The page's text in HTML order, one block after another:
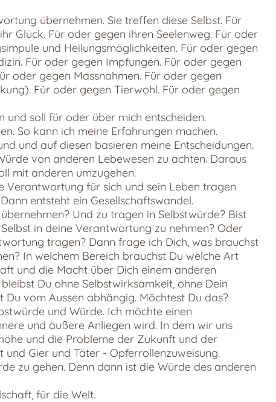
übernehmen. Sie treffen diese Selbst. Für
Glück. Für oder gegen ihren Seelenweg. Für oder
und Heilungsmöglichkeiten. Für oder gegen
Für oder gegen Impfungen. Für oder gegen
oder gegen Massnahmen. Für oder gegen
Für oder gegen Tierwohl. Für oder gegen
und soll für oder über mich entscheiden.
So kann ich meine Erfahrungen machen.
und auf diesen basieren meine Entscheidungen.
von anderen Lebewesen zu achten. Daraus
mit anderen umzugehen.
Verantwortung für sich und sein Leben tragen
entsteht ein Gesellschaftswandel.
Und zu tragen in Selbstwürde? Bist
in deine Verantwortung zu nehmen? Oder
tragen? Dann frage ich Dich, was brauchst
In welchem Bereich brauchst Du welche Art
und die Macht über Dich einem anderen
Du ohne Selbstwirksamkeit, ohne Dein
vom Aussen abhängig. Möchtest Du das?
und Würde. Ich möchte einen
und äußere Anliegen wird. In dem wir uns
und die Probleme der Zukunft und der
Gier und Täter - Opferrollenzuweisung.
zu gehen. Denn dann ist die Würde des anderen
für die Welt.